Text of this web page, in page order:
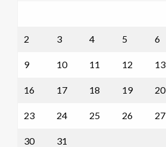
2 3 4 5 6
9 10 11 12 13
16 17 18 19 20
23 24 25 26 27
30 31